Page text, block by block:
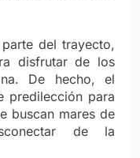
del trayecto,
disfrutar de los
De hecho, el
predilección para
buscan mares de
de la